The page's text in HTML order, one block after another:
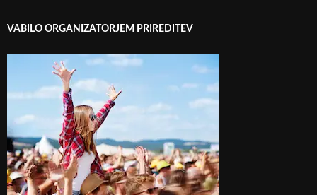
VABILO ORGANIZATORJEM PRIREDITEV